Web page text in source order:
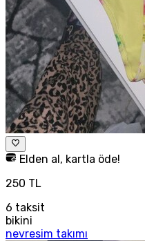
Elden al, kartla öde!
250 TL
6 taksit
bikini
nevresim takımı